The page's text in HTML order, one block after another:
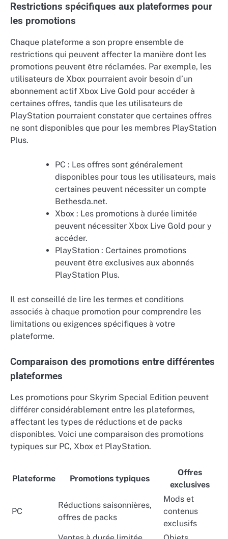
Restrictions spécifiques aux plateformes pour
les promotions
Chaque plateforme a son propre ensemble de
restrictions qui peuvent affecter la manière dont les
promotions peuvent être réclamées. Par exemple, les
utilisateurs de Xbox pourraient avoir besoin d’un
abonnement actif Xbox Live Gold pour accéder à
certaines offres, tandis que les utilisateurs de
PlayStation pourraient constater que certaines offres
ne sont disponibles que pour les membres PlayStation
Plus.
PC : Les offres sont généralement
disponibles pour tous les utilisateurs, mais
certaines peuvent nécessiter un compte
Bethesda.net.
Xbox : Les promotions à durée limitée
peuvent nécessiter Xbox Live Gold pour y
accéder.
PlayStation : Certaines promotions
peuvent être exclusives aux abonnés
PlayStation Plus.
Il est conseillé de lire les termes et conditions
associés à chaque promotion pour comprendre les
limitations ou exigences spécifiques à votre
plateforme.
Comparaison des promotions entre différentes
plateformes
Les promotions pour Skyrim Special Edition peuvent
différer considérablement entre les plateformes,
affectant les types de réductions et de packs
disponibles. Voici une comparaison des promotions
typiques sur PC, Xbox et PlayStation.
Plateforme Promotions typiques
Offres
exclusives
PC
Réductions saisonnières,
offres de packs
Mods et
contenus
exclusifs